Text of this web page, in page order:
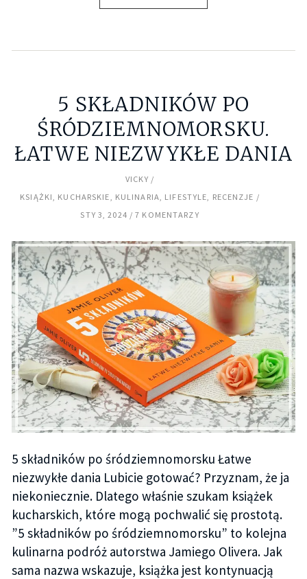
5 SKŁADNIKÓW PO
ŚRÓDZIEMNOMORSKU.
ŁATWE NIEZWYKŁE DANIA
VICKY
KSIĄŻKI, KUCHARSKIE, KULINARIA, LIFESTYLE, RECENZJE
STY 3, 2024
7 KOMENTARZY
5 składników po śródziemnomorsku Łatwe
niezwykłe dania Lubicie gotować? Przyznam, że ja
niekoniecznie. Dlatego właśnie szukam książek
kucharskich, które mogą pochwalić się prostotą.
”5 składników po śródziemnomorsku” to kolejna
kulinarna podróż autorstwa Jamiego Olivera. Jak
sama nazwa wskazuje, książka jest kontynuacją